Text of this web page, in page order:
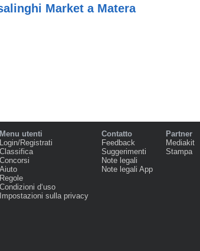
Market a Matera
Menu utenti
Login/Registrati
Classifica
Concorsi
Aiuto
Regole
Condizioni d‘uso
Impostazioni sulla privacy
Contatto
Feedback
Suggerimenti
Note legali
Note legali App
Partner
Mediakit
Stampa